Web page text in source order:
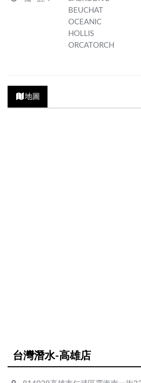
BEUCHAT
OCEANIC
HOLLIS
ORCATORCH
地圖
台灣潛水-高雄店